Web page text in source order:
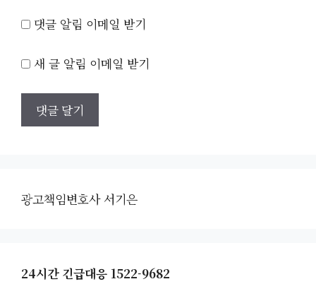
댓글 알림 이메일 받기
새 글 알림 이메일 받기
광고책임변호사 서기은
24시간 긴급대응 1522-9682